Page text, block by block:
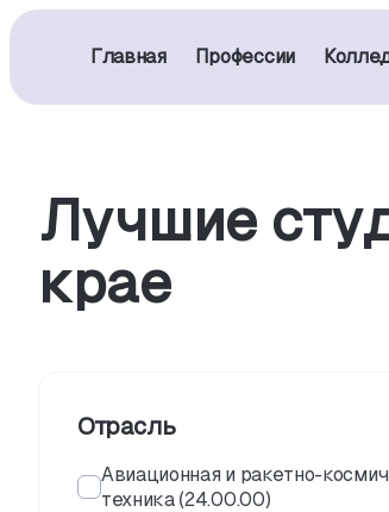
Главная Профессии
Лучшие
крае
Отрасль
Авиационная и ракетно-
техника (24.00.00)